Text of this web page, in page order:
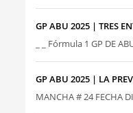
GP ABU 2025 | TRES
_ _ Fórmula 1 GP DE
GP ABU 2025 | LA
MANCHA # 24 FECHA